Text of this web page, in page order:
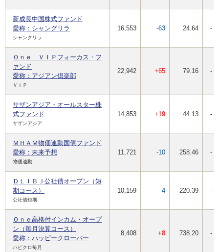
新成長中国株式ファンド
愛称：シャングリラ
シャングリラ
16,553 -63 24.64 -
Ｏｎｅ ＶＩＰフォーカス・フ
ァンド
愛称：アジアン倶楽部
ＶＩＰ
22,942 +65 79.16 -
サザンアジア・オールスター株
式ファンド
サザンアジア
14,853 +19 44.13 -
ＭＨＡＭ物価連動国債ファンド
愛称：未来予想
物価連動
11,721 -10 258.46 -
ＤＬＩＢＪ公社債オープン（短
期コース）
公社債短期
10,159 -4 220.39 -
Ｏｎｅ高格付インカム・オープ
ン（毎月決算コース）
愛称：ハッピークローバー
ハピクロ毎月
8,408 +8 738.20 -